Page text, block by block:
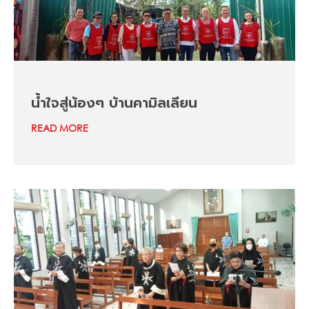
น้ำใจสู่น้องๆ บ้านคามิลเลียน
READ MORE